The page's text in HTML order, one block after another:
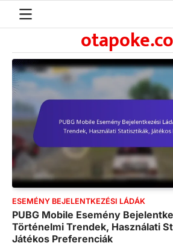
ESEMÉNY BEJELENTKEZÉSI LÁDÁK
PUBG Mobile Esemény
Történelmi Trendek, Használati
Játékos Preferenciák